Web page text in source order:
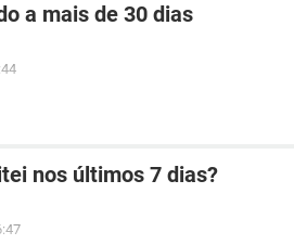
a mais de 30 dias
nos últimos 7 dias?